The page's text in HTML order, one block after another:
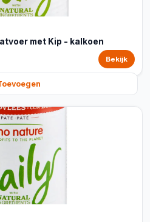
met Kip - kalkoen
Bekijk